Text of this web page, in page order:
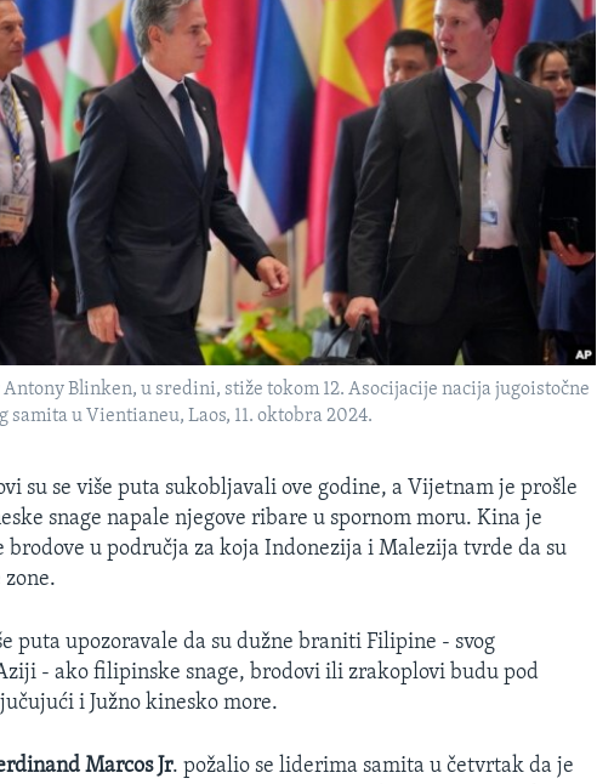
Blinken, u sredini, stiže tokom 12. Asocijacije nacija jugoistočne
u Vientianeu, Laos, 11. oktobra 2024.
su se više puta sukobljavali ove godine, a Vijetnam je prošle
snage napale njegove ribare u spornom moru. Kina je
u područja za koja Indonezija i Malezija tvrde da su
puta upozoravale da su dužne braniti Filipine - svog
- ako filipinske snage, brodovi ili zrakoplovi budu pod
i Južno kinesko more.
Marcos Jr. požalio se liderima samita u četvrtak da je